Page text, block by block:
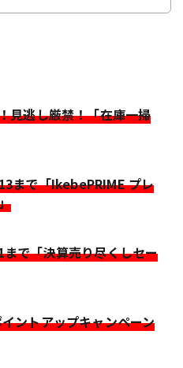
見逃し厳禁！「在庫一掃
まで「IkebePRIME プレ
で「決算売り尽くしセー
ントアップキャンペーン